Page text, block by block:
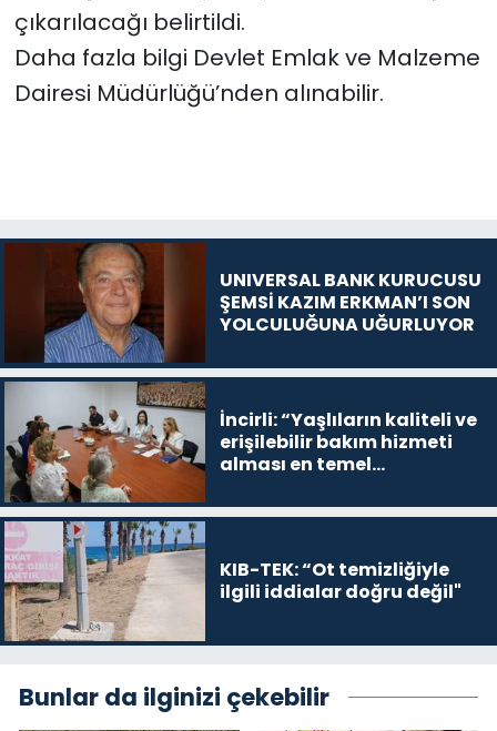
çıkarılacağı belirtildi.
Daha fazla bilgi Devlet Emlak ve Malzeme
Dairesi Müdürlüğü’nden alınabilir.
UNIVERSAL BANK KURUCUSU
ŞEMSİ KAZIM ERKMAN’I SON
YOLCULUĞUNA UĞURLUYOR
İncirli: “Yaşlıların kaliteli ve
erişilebilir bakım hizmeti
alması en temel
KIB-TEK: “Ot temizliğiyle
ilgili iddialar doğru değil"
Bunlar da ilginizi çekebilir